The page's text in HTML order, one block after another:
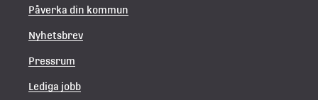
Påverka din kommun
Nyhetsbrev
Pressrum
Lediga jobb